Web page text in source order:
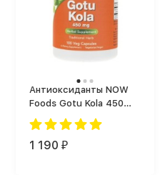
Антиоксиданты NOW
Foods Gotu Kola 450
(100 капс.)
1 190 ₽